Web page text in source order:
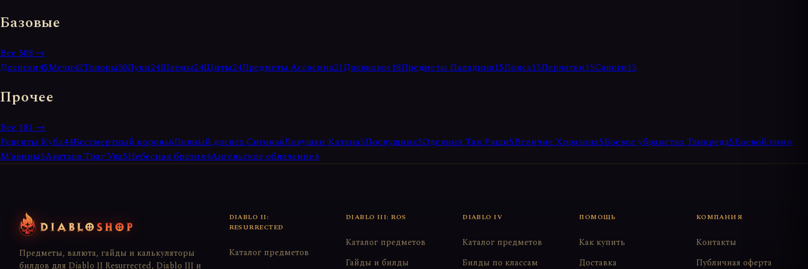
Базовые
Все 508 →
Доспехи45Мечи42Топоры30Луки24Шлемы24Щиты24Предметы Ассасина21Древковое18Предметы Паладина15Пояса15Перчатки15Сапоги15
Прочее
Все 181 →
Рецепты Куба44Бессмертный король6Полный доспех Сигона6Ловушки Катана5Послушник5Одеяния Тал Раши5Величие Хоразона5Боевое убранство Танкреда5Боевой гимн
М'авины5Аватара Траг'Ула5Небесная братия4Ангельское облачение4
Предметы, валюта, гайды и калькуляторы
билдов для Diablo II Resurrected, Diablo III и
DIABLO II:
RESURRECTED
Каталог предметов
DIABLO III: ROS
Каталог предметов
Гайды и билды
DIABLO IV
Каталог предметов
Билды по классам
ПОМОЩЬ
Как купить
Доставка
КОМПАНИЯ
Контакты
Публичная оферта